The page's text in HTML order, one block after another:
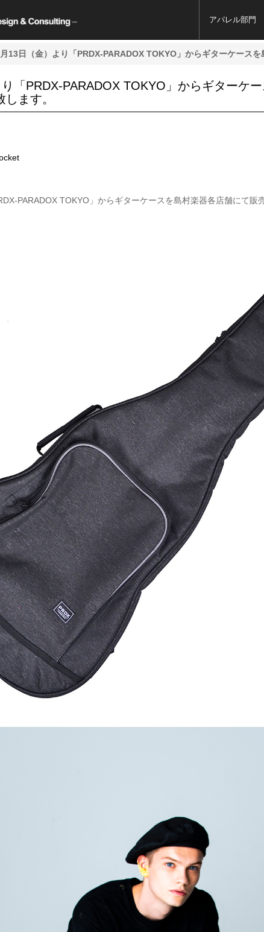
アパレル部門
13日（金）より「PRDX‐PARADOX TOKYO」からギターケースを
「PRDX‐PARADOX TOKYO」からギターケ
ます。
TOKYO」からギターケースを島村楽器各店舗にて販